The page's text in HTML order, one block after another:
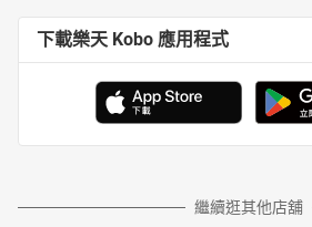
下載樂天 Kobo 應用程式
繼續逛其他店舖